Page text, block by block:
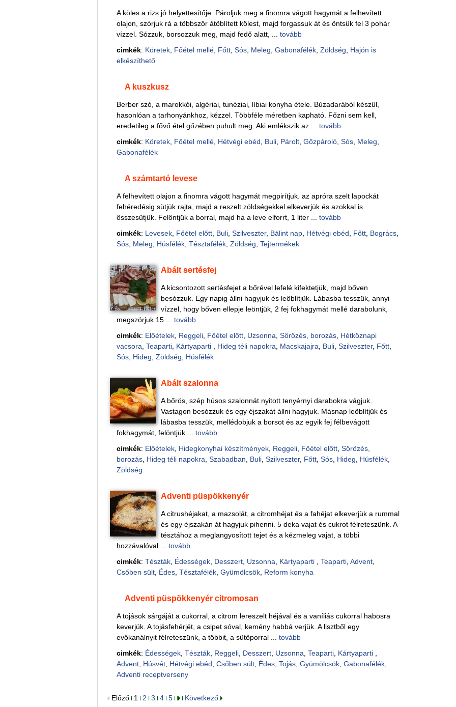
A köles a rizs jó helyettesítője. Pároljuk meg a finomra vágott hagymát a felhevített
olajon, szórjuk rá a többször átöblített kölest, majd forgassuk át és öntsük fel 3 pohár
vízzel. Sózzuk, borsozzuk meg, majd fedő alatt, ... tovább
cimkék: Köretek, Főétel mellé, Főtt, Sós, Meleg Gabonafélék, Zöldség
Hajón is
elkészíthető
A kuszkusz
Berber szó, a marokkói, algériai, tunéziai, líbiai konyha étele. Búzadarából készül,
hasonlóan a tarhonyánkhoz, kézzel. Többféle méretben kapható. Főzni sem kell,
eredetileg a fővő étel gőzében puhult meg. Aki emlékszik az ... tovább
cimkék: Köretek, Főétel mellé, Hétvégi ebéd Buli, Párolt, Gőzpároló, Sós, Meleg
Gabonafélék
A számtartó levese
A felhevített olajon a finomra vágott hagymát megpirítjuk. az apróra szelt lapockát
fehéredésig sütjük rajta, majd a reszelt zöldségekkel elkeverjük és azokkal is
összesütjük. Felöntjük a borral, majd ha a leve elforrt, 1 liter ... tovább
cimkék: Levesek, Főétel előtt, Buli, Szilveszter, Bálint nap, Hétvégi ebéd Főtt, Bogrács,
Sós, Meleg Húsfélék, Tésztafélék, Zöldség Tejtermékek
Abált sertésfej
A kicsontozott sertésfejet a bőrével lefelé kifektetjük, majd bőven
besózzuk. Egy napig állni hagyjuk és leöblítjük. Lábasba tesszük, annyi
vízzel, hogy bőven ellepje leöntjük, 2 fej fokhagymát mellé darabolunk,
megszórjuk 15 ... tovább
cimkék: Előételek, Reggeli, Főétel előtt, Uzsonna Sörözés, borozás, Hétköznapi
vacsora Teaparti, Kártyaparti Hideg téli napokra Macskajajra Buli, Szilveszter, Főtt,
Sós, Hideg Zöldség Húsfélék
Abált szalonna
A bőrös, szép húsos szalonnát nyitott tenyérnyi darabokra vágjuk.
Vastagon besózzuk és egy éjszakát állni hagyjuk. Másnap leöblítjük és
lábasba tesszük, mellédobjuk a borsot és az egyik fej félbevágott
fokhagymát, felöntjük ... tovább
cimkék: Előételek, Hidegkonyhai készítmények, Reggeli, Főétel előtt, Sörözés,
borozás, Hideg téli napokra Szabadban Buli, Szilveszter, Főtt, Sós, Hideg Húsfélék,
Zöldség
Adventi püspökkenyér
A citrushéjakat, a mazsolát, a citromhéjat és a fahéjat elkeverjük a rummal
és egy éjszakán át hagyjuk pihenni. 5 deka vajat és cukrot félreteszünk. A
tésztához a meglangyosított tejet és a kézmeleg vajat, a többi
hozzávalóval ... tovább
cimkék: Tészták, Édességek, Desszert, Uzsonna Kártyaparti Teaparti, Advent,
Csőben sült, Édes, Tésztafélék, Gyümölcsök, Reform konyha
Adventi püspökkenyér citromosan
A tojások sárgáját a cukorral, a citrom lereszelt héjával és a vaníliás cukorral habosra
keverjük. A tojásfehérjét, a csipet sóval, kemény habbá verjük. A lisztből egy
evőkanálnyit félreteszünk, a többit, a sütőporral ... tovább
cimkék: Édességek, Tészták, Reggeli, Desszert, Uzsonna Teaparti, Kártyaparti
Advent, Húsvét, Hétvégi ebéd Csőben sült, Édes, Tojás, Gyümölcsök, Gabonafélék,
Adventi receptverseny
Előző 1 2 3 4 5 Következő